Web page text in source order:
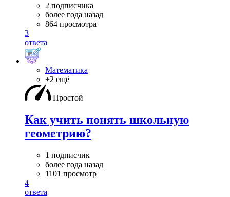
2 подписчика
более года назад
864 просмотра
3
ответа
Математика
+2 ещё
Простой
Как учить понять школьную
геометрию?
1 подписчик
более года назад
1101 просмотр
4
ответа